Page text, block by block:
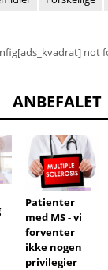
not
ANBEFALET
Patienter
med MS - vi
forventer
ikke nogen
privilegier